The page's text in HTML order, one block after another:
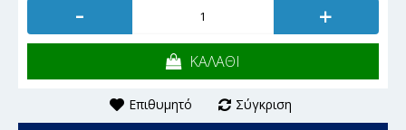
- +
ΚΑΛΑΘΙ
Επιθυμητό Σύγκριση